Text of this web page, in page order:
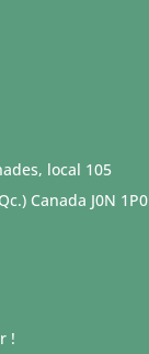
local 105
Canada J0N 1P0
!